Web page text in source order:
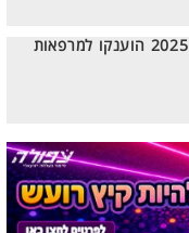
פרסי הצטיינות לשנת 2025 הוענקו למרפאות